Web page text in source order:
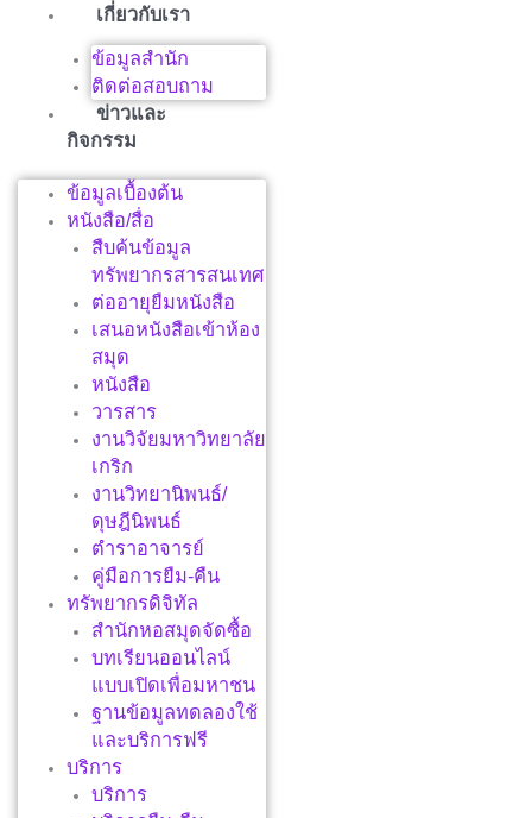
เกี่ยวกับเรา
ข้อมูลสำนัก
ติดต่อสอบถาม
ข่าวและ
กิจกรรม
ข้อมูลเบื้องต้น
หนังสือ/สื่อ
สืบค้นข้อมูล
ทรัพยากรสารสนเทศ
ต่ออายุยืมหนังสือ
เสนอหนังสือเข้าห้อง
สมุด
หนังสือ
วารสาร
งานวิจัยมหาวิทยาลัย
เกริก
งานวิทยานิพนธ์/
ดุษฎีนิพนธ์
ตำราอาจารย์
คู่มือการยืม-คืน
ทรัพยากรดิจิทัล
สำนักหอสมุดจัดซื้อ
บทเรียนออนไลน์
แบบเปิดเพื่อมหาชน
ฐานข้อมูลทดลองใช้
และบริการฟรี
บริการ
บริการ